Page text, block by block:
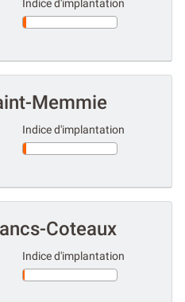
Indice d'implantation
Memmie
Indice d'implantation
Coteaux
Indice d'implantation